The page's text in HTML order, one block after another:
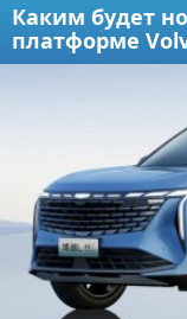
Каким будет
платформе